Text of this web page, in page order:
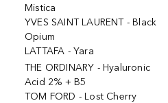
Mistica
YVES SAINT LAURENT - Black
Opium
LATTAFA - Yara
THE ORDINARY - Hyaluronic
Acid 2% + B5
TOM FORD - Lost Cherry